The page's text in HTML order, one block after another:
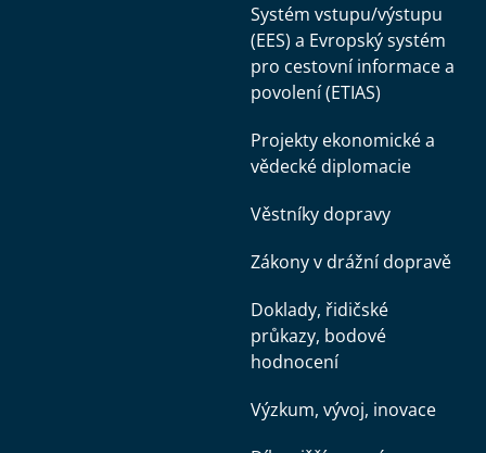
Systém vstupu/výstupu
(EES) a Evropský systém
pro cestovní informace a
povolení (ETIAS)
Projekty ekonomické a
vědecké diplomacie
Věstníky dopravy
Zákony v drážní dopravě
Doklady, řidičské
průkazy, bodové
hodnocení
Výzkum, vývoj, inovace